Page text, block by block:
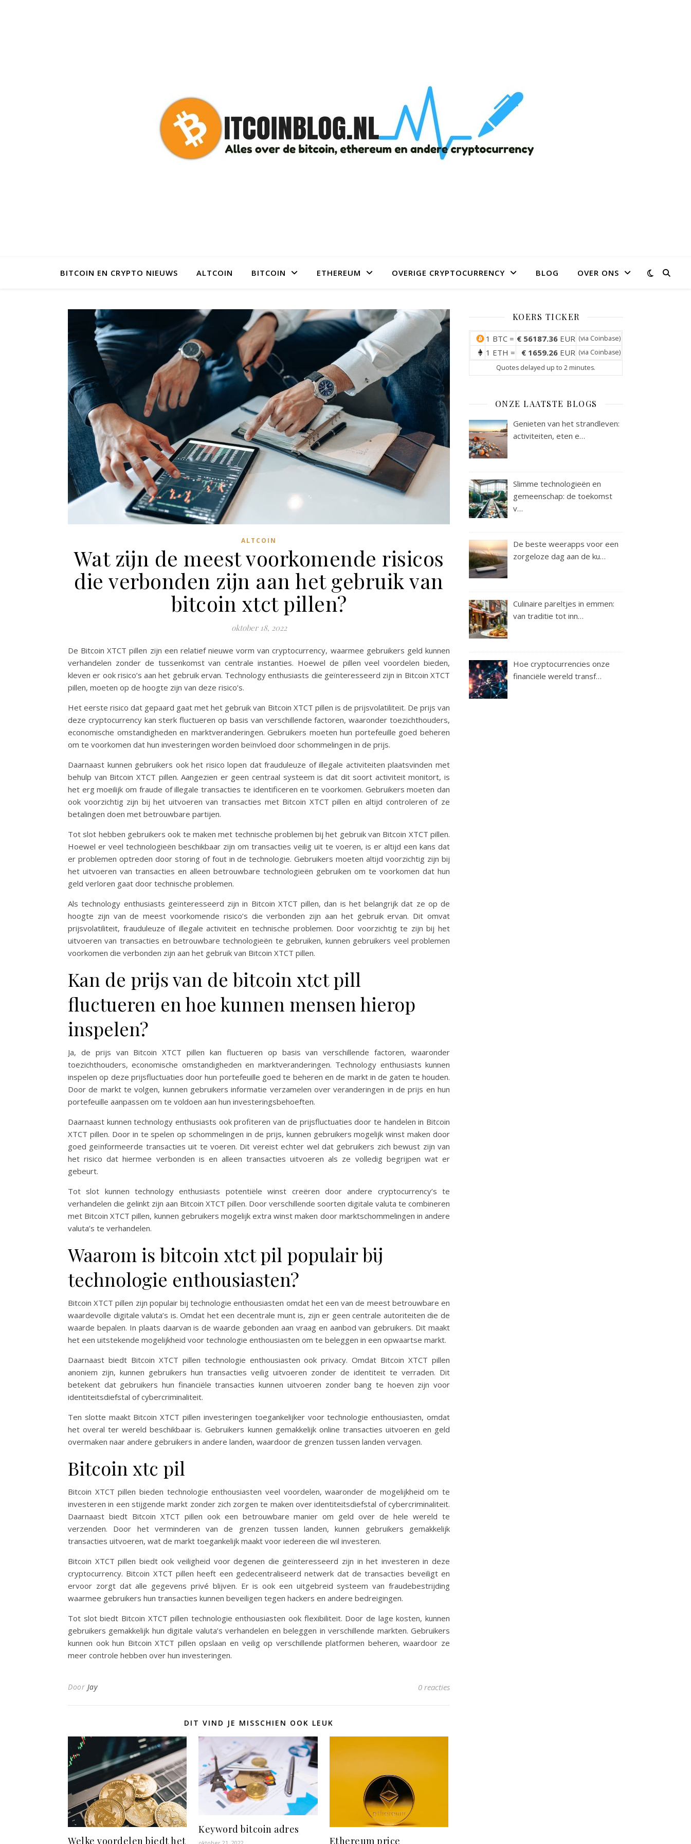
BITCOIN EN CRYPTO NIEUWS ALTCOIN BITCOIN ETHEREUM OVERIGE CRYPTOCURRENCY BLOG OVER ONS
ALTCOIN
Wat zijn de meest voorkomende risicos
die verbonden zijn aan het gebruik van
bitcoin xtct pillen?
oktober 18, 2022
De Bitcoin XTCT pillen zijn een relatief nieuwe vorm van cryptocurrency, waarmee gebruikers geld kunnen
verhandelen zonder de tussenkomst van centrale instanties. Hoewel de pillen veel voordelen bieden,
kleven er ook risico’s aan het gebruik ervan. Technology enthusiasts die geïnteresseerd zijn in Bitcoin XTCT
pillen, moeten op de hoogte zijn van deze risico’s.
Het eerste risico dat gepaard gaat met het gebruik van Bitcoin XTCT pillen is de prijsvolatiliteit. De prijs van
deze cryptocurrency kan sterk fluctueren op basis van verschillende factoren, waaronder toezichthouders,
economische omstandigheden en marktveranderingen. Gebruikers moeten hun portefeuille goed beheren
om te voorkomen dat hun investeringen worden beïnvloed door schommelingen in de prijs.
Daarnaast kunnen gebruikers ook het risico lopen dat frauduleuze of illegale activiteiten plaatsvinden met
behulp van Bitcoin XTCT pillen. Aangezien er geen centraal systeem is dat dit soort activiteit monitort, is
het erg moeilijk om fraude of illegale transacties te identificeren en te voorkomen. Gebruikers moeten dan
ook voorzichtig zijn bij het uitvoeren van transacties met Bitcoin XTCT pillen en altijd controleren of ze
betalingen doen met betrouwbare partijen.
Tot slot hebben gebruikers ook te maken met technische problemen bij het gebruik van Bitcoin XTCT pillen.
Hoewel er veel technologieën beschikbaar zijn om transacties veilig uit te voeren, is er altijd een kans dat
er problemen optreden door storing of fout in de technologie. Gebruikers moeten altijd voorzichtig zijn bij
het uitvoeren van transacties en alleen betrouwbare technologieën gebruiken om te voorkomen dat hun
geld verloren gaat door technische problemen.
Als technology enthusiasts geïnteresseerd zijn in Bitcoin XTCT pillen, dan is het belangrijk dat ze op de
hoogte zijn van de meest voorkomende risico’s die verbonden zijn aan het gebruik ervan. Dit omvat
prijsvolatiliteit, frauduleuze of illegale activiteit en technische problemen. Door voorzichtig te zijn bij het
uitvoeren van transacties en betrouwbare technologieën te gebruiken, kunnen gebruikers veel problemen
voorkomen die verbonden zijn aan het gebruik van Bitcoin XTCT pillen.
Kan de prijs van de bitcoin xtct pill
fluctueren en hoe kunnen mensen hierop
inspelen?
Ja, de prijs van Bitcoin XTCT pillen kan fluctueren op basis van verschillende factoren, waaronder
toezichthouders, economische omstandigheden en marktveranderingen. Technology enthusiasts kunnen
inspelen op deze prijsfluctuaties door hun portefeuille goed te beheren en de markt in de gaten te houden.
Door de markt te volgen, kunnen gebruikers informatie verzamelen over veranderingen in de prijs en hun
portefeuille aanpassen om te voldoen aan hun investeringsbehoeften.
Daarnaast kunnen technology enthusiasts ook profiteren van de prijsfluctuaties door te handelen in Bitcoin
XTCT pillen. Door in te spelen op schommelingen in de prijs, kunnen gebruikers mogelijk winst maken door
goed geïnformeerde transacties uit te voeren. Dit vereist echter wel dat gebruikers zich bewust zijn van
het risico dat hiermee verbonden is en alleen transacties uitvoeren als ze volledig begrijpen wat er
gebeurt.
Tot slot kunnen technology enthusiasts potentiële winst creëren door andere cryptocurrency’s te
verhandelen die gelinkt zijn aan Bitcoin XTCT pillen. Door verschillende soorten digitale valuta te combineren
met Bitcoin XTCT pillen, kunnen gebruikers mogelijk extra winst maken door marktschommelingen in andere
valuta’s te verhandelen.
Waarom is bitcoin xtct pil populair bij
technologie enthousiasten?
Bitcoin XTCT pillen zijn populair bij technologie enthousiasten omdat het een van de meest betrouwbare en
waardevolle digitale valuta’s is. Omdat het een decentrale munt is, zijn er geen centrale autoriteiten die de
waarde bepalen. In plaats daarvan is de waarde gebonden aan vraag en aanbod van gebruikers. Dit maakt
het een uitstekende mogelijkheid voor technologie enthousiasten om te beleggen in een opwaartse markt.
Daarnaast biedt Bitcoin XTCT pillen technologie enthousiasten ook privacy. Omdat Bitcoin XTCT pillen
anoniem zijn, kunnen gebruikers hun transacties veilig uitvoeren zonder de identiteit te verraden. Dit
betekent dat gebruikers hun financiële transacties kunnen uitvoeren zonder bang te hoeven zijn voor
identiteitsdiefstal of cybercriminaliteit.
Ten slotte maakt Bitcoin XTCT pillen investeringen toegankelijker voor technologie enthousiasten, omdat
het overal ter wereld beschikbaar is. Gebruikers kunnen gemakkelijk online transacties uitvoeren en geld
overmaken naar andere gebruikers in andere landen, waardoor de grenzen tussen landen vervagen.
Bitcoin xtc pil
Bitcoin XTCT pillen bieden technologie enthousiasten veel voordelen, waaronder de mogelijkheid om te
investeren in een stijgende markt zonder zich zorgen te maken over identiteitsdiefstal of cybercriminaliteit.
Daarnaast biedt Bitcoin XTCT pillen ook een betrouwbare manier om geld over de hele wereld te
verzenden. Door het verminderen van de grenzen tussen landen, kunnen gebruikers gemakkelijk
transacties uitvoeren, wat de markt toegankelijk maakt voor iedereen die wil investeren.
Bitcoin XTCT pillen biedt ook veiligheid voor degenen die geïnteresseerd zijn in het investeren in deze
cryptocurrency. Bitcoin XTCT pillen heeft een gedecentraliseerd netwerk dat de transacties beveiligt en
ervoor zorgt dat alle gegevens privé blijven. Er is ook een uitgebreid systeem van fraudebestrijding
waarmee gebruikers hun transacties kunnen beveiligen tegen hackers en andere bedreigingen.
Tot slot biedt Bitcoin XTCT pillen technologie enthousiasten ook flexibiliteit. Door de lage kosten, kunnen
gebruikers gemakkelijk hun digitale valuta’s verhandelen en beleggen in verschillende markten. Gebruikers
kunnen ook hun Bitcoin XTCT pillen opslaan en veilig op verschillende platformen beheren, waardoor ze
meer controle hebben over hun investeringen.
Door Jay 0 reacties
DIT VIND JE MISSCHIEN OOK LEUK
Welke voordelen biedt het
Keyword bitcoin adres
Ethereum price
KOERS TICKER
1 BTC = € 56187.36 EUR (via Coinbase)
1 ETH = € 1659.26 EUR (via Coinbase)
Quotes delayed up to 2 minutes.
ONZE LAATSTE BLOGS
Genieten van het strandleven:
activiteiten, eten e…
Slimme technologieën en
gemeenschap: de toekomst
v…
De beste weerapps voor een
zorgeloze dag aan de ku…
Culinaire pareltjes in emmen:
van traditie tot inn…
Hoe cryptocurrencies onze
financiële wereld transf…